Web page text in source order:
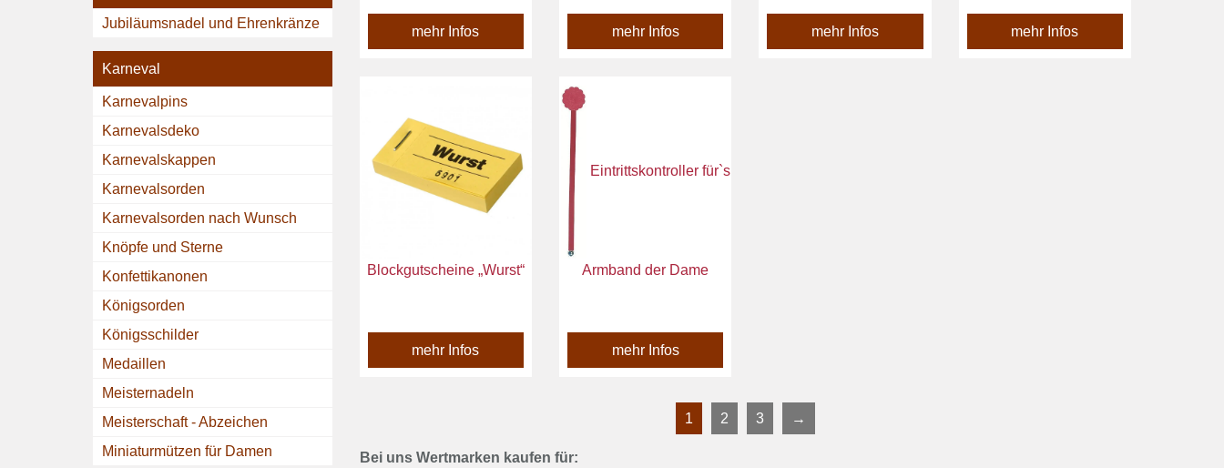
Jubiläumsnadel und Ehrenkränze
Karneval
Karnevalpins
Karnevalsdeko
Karnevalskappen
Karnevalsorden
Karnevalsorden nach Wunsch
Knöpfe und Sterne
Konfettikanonen
Königsorden
Königsschilder
Medaillen
Meisternadeln
Meisterschaft - Abzeichen
Miniaturmützen für Damen
mehr Infos mehr Infos mehr Infos mehr Infos
Blockgutscheine „Wurst“
mehr Infos
Eintrittskontroller für`s
Armband der Dame
mehr Infos
1 2 3 →
Bei uns Wertmarken kaufen für: